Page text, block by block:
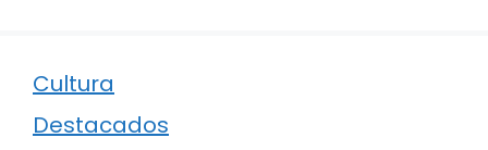
Cultura
Destacados